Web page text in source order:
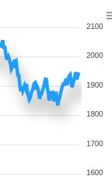
2100
2000
1900
1800
1700
1600